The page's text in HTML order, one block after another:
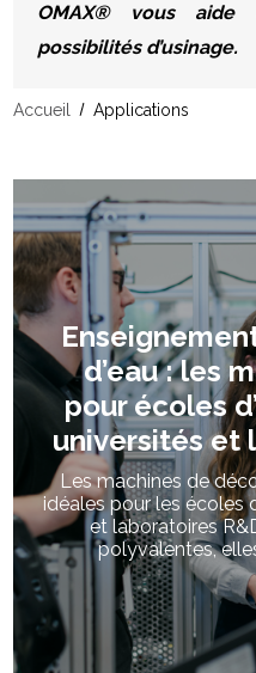
OMAX® vous
possibilités d’usinage.
Accueil Applications
d’eau : les
pour écoles
universités et
Les machines de
idéales pour les écoles
et laboratoires
polyvalentes,